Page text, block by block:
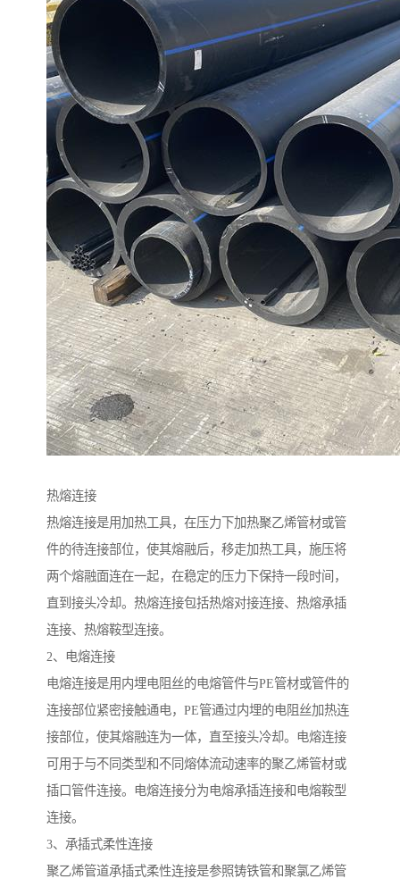
热熔连接
热熔连接是用加热工具，在压力下加热聚乙烯管材或管
件的待连接部位，使其熔融后，移走加热工具，施压将
两个熔融面连在一起，在稳定的压力下保持一段时间，
直到接头冷却。热熔连接包括热熔对接连接、热熔承插
连接、热熔鞍型连接。
2、电熔连接
电熔连接是用内埋电阻丝的电熔管件与PE管材或管件的
连接部位紧密接触通电，PE管通过内埋的电阻丝加热连
接部位，使其熔融连为一体，直至接头冷却。电熔连接
可用于与不同类型和不同熔体流动速率的聚乙烯管材或
插口管件连接。电熔连接分为电熔承插连接和电熔鞍型
连接。
3、承插式柔性连接
聚乙烯管道承插式柔性连接是参照铸铁管和聚氯乙烯管